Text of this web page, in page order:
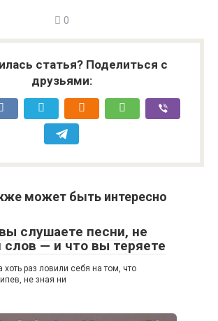
0
статья? Поделиться с
друзьями:
может быть интересно
слушаете песни, не
слов — и что вы теряете
хоть раз ловили себя на том, что
не зная ни